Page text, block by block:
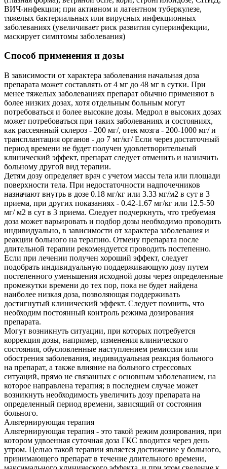
ВИЧ-инфекции; при активном и латентном туберкулезе,
тяжелых бактериальных или вирусных инфекционных
заболеваниях (увеличивает риск развития суперинфекции,
маскирует симптомы заболевания)
Способ применения и дозы
В зависимости от характера заболевания начальная доза
препарата может составлять от 4 мг до 48 мг в сутки. При
менее тяжелых заболеваниях препарат обычно применяют в
более низких дозах, хотя отдельным больным могут
потребоваться и более высокие дозы. Медрол в высоких дозах
может потребоваться при таких заболеваниях и состояниях,
как рассеянный склероз - 200 мг/, отек мозга - 200-1000 мг/ и
трансплантация органов - до 7 мг/кг/ Если через достаточный
период времени не будет получен удовлетворительный
клинический эффект, препарат следует отменить и назначить
больному другой вид терапии.
Детям дозу определяет врач с учетом массы тела или площади
поверхности тела. При недостаточности надпочечников
назначают внутрь в дозе 0.18 мг/кг или 3.33 мг/м2 в сут в 3
приема, при других показаниях - 0.42-1.67 мг/кг или 12.5-50
мг/ м2 в сут в 3 приема. Следует подчеркнуть, что требуемая
доза может варьировать и подбор дозы необходимо проводить
индивидуально, в зависимости от характера заболевания и
реакции больного на терапию. Отмену препарата после
длительной терапии рекомендуется проводить постепенно.
Если при лечении получен хороший эффект, следует
подобрать индивидуальную поддерживающую дозу путем
постепенного уменьшения исходной дозы через определенные
промежутки времени до тех пор, пока не будет найдена
наиболее низкая доза, позволяющая поддерживать
достигнутый клинический эффект. Следует помнить, что
необходим постоянный контроль режима дозирования
препарата.
Могут возникнуть ситуации, при которых потребуется
коррекция дозы, например, изменения клинического
состояния, обусловленные наступлением ремиссии или
обострения заболевания, индивидуальная реакция больного
на препарат, а также влияние на больного стрессовых
ситуаций, прямо не связанных с основным заболеванием, на
которое направлена терапия; в последнем случае может
возникнуть необходимость увеличить дозу препарата на
определенный период времени, зависящий от состояния
больного.
Альтернирующая терапия
Альтернирующая терапия - это такой режим дозирования, при
котором удвоенная суточная доза ГКС вводится через день
утром. Целью такой терапии является достижение у больного,
принимающего препарат в течение длительного времени,